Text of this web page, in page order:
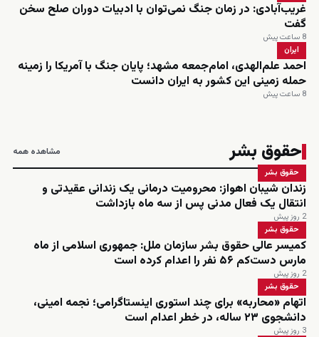
غریب‌آبادی: در زمان جنگ نمی‌توان با ادبیات دوران صلح سخن
گفت
8 ساعت پیش
ایران
احمد علم‌الهدی، امام‌جمعه مشهد؛ پایان جنگ با آمریکا را زمینه
حمله زمینی این کشور به ایران دانست
8 ساعت پیش
حقوق بشر مشاهده همه
حقوق بشر
زندان شیبان اهواز: محرومیت درمانی یک زندانی عقیدتی و
انتقال یک فعال مدنی پس از سه ماه بازداشت
2 روز پیش
حقوق بشر
کمیسر عالی حقوق بشر سازمان ملل: جمهوری اسلامی از ماه
مارس دست‌کم ۵۶ نفر را اعدام کرده است
2 روز پیش
حقوق بشر
اتهام «محاربه» برای چند استوری اینستاگرامی؛ نجمه امینی،
دانشجوی ۲۳ ساله، در خطر اعدام است
3 روز پیش